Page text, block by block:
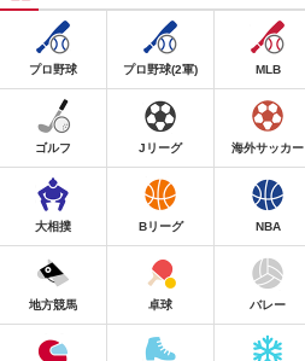
プロ野球 プロ野球(2軍) MLB
ゴルフ Jリーグ 海外サッカー
大相撲 Bリーグ NBA
地方競馬 卓球 バレー